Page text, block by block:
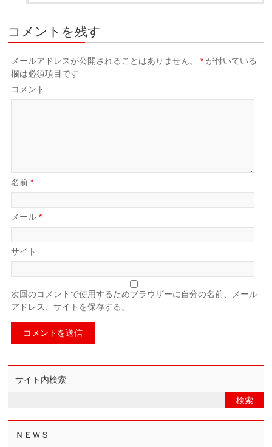
コメントを残す
メールアドレスが公開されることはありません。 * が付いている
欄は必須項目です
コメント
名前*
メール*
サイト
次回のコメントで使用するためブラウザーに自分の名前、メール
アドレス、サイトを保存する。
サイト内検索
ＮＥＷＳ